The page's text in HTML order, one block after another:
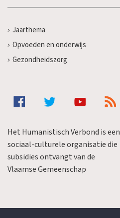
Jaarthema
Opvoeden en onderwijs
Gezondheidszorg
Het Humanistisch Verbond is een
sociaal-culturele organisatie die
subsidies ontvangt van de
Vlaamse Gemeenschap